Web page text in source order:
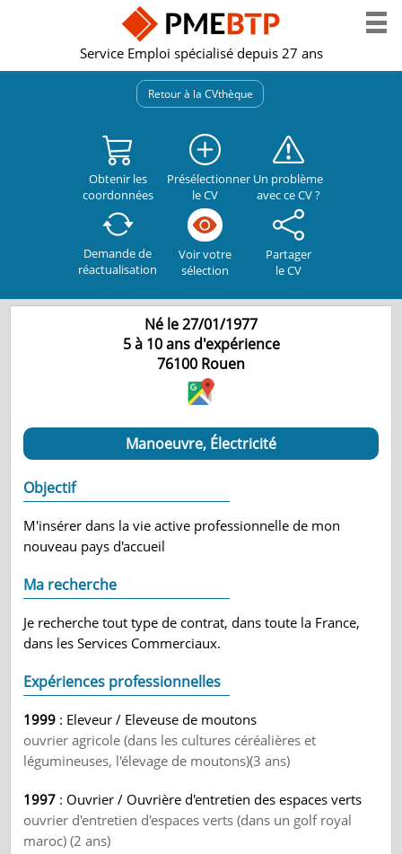
Service Emploi spécialisé depuis 27 ans
Retour à la CVthèque
Obtenir les
coordonnées
Présélectionner
le CV
Un problème
avec ce CV ?
Demande de
réactualisation
Voir votre
sélection
Partager
le CV
Né le 27/01/1977
5 à 10 ans d'expérience
76100 Rouen
Manoeuvre, Électricité
Objectif
M'insérer dans la vie active professionnelle de mon
nouveau pays d'accueil
Ma recherche
Je recherche tout type de contrat, dans toute la France,
dans les Services Commerciaux.
Expériences professionnelles
1999 : Eleveur / Eleveuse de moutons
ouvrier agricole (dans les cultures céréalières et
légumineuses, l'élevage de moutons)(3 ans)
1997 : Ouvrier / Ouvrière d'entretien des espaces verts
ouvrier d'entretien d'espaces verts (dans un golf royal
maroc) (2 ans)